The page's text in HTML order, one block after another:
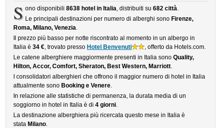
S ono disponibili 8638 hotel in Italia, distribuiti su 682 città.
Le principali destinazioni per numero di alberghi sono Firenze,
Roma, Milano, Venezia.
Il prezzo più basso per notte riscontrato al momento in un albergo in
Italia è34 €, trovato presso Hotel Benvenuti
, offerto da Hotels.com.
Le catene alberghiere maggiormente presenti in Italia sonoQuality,
Hilton, Accor, Comfort, Sheraton, Best Western, Marriott.
I consolidatori alberghieri che offrono il maggior numero di hotel in Italia
attualmente sono Booking e Venere.
In relazione alle statistiche di permanenza, la durata media di un
soggiorno in hotel in Italia è di4 giorni.
La destinazione alberghiera più ricercata questo mese in Italia è
stata Milano.